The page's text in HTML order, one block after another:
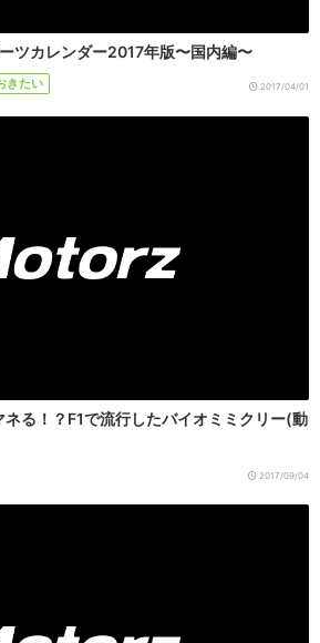
ツカレンダー2017年版〜国内編〜
きたい 2017/04/01
る！？F1で流行したバイオミミクリー(動
2017/09/04